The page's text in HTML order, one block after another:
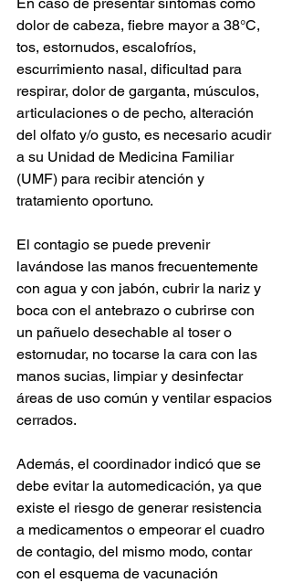
dolor de cabeza, fiebre mayor a 38°C,
tos, estornudos, escalofríos,
escurrimiento nasal, dificultad para
respirar, dolor de garganta, músculos,
articulaciones o de pecho, alteración
del olfato y/o gusto, es necesario acudir
a su Unidad de Medicina Familiar
(UMF) para recibir atención y
tratamiento oportuno.
El contagio se puede prevenir
lavándose las manos frecuentemente
con agua y con jabón, cubrir la nariz y
boca con el antebrazo o cubrirse con
un pañuelo desechable al toser o
estornudar, no tocarse la cara con las
manos sucias, limpiar y desinfectar
áreas de uso común y ventilar espacios
cerrados.
Además, el coordinador indicó que se
debe evitar la automedicación, ya que
existe el riesgo de generar resistencia
a medicamentos o empeorar el cuadro
de contagio, del mismo modo, contar
con el esquema de vacunación